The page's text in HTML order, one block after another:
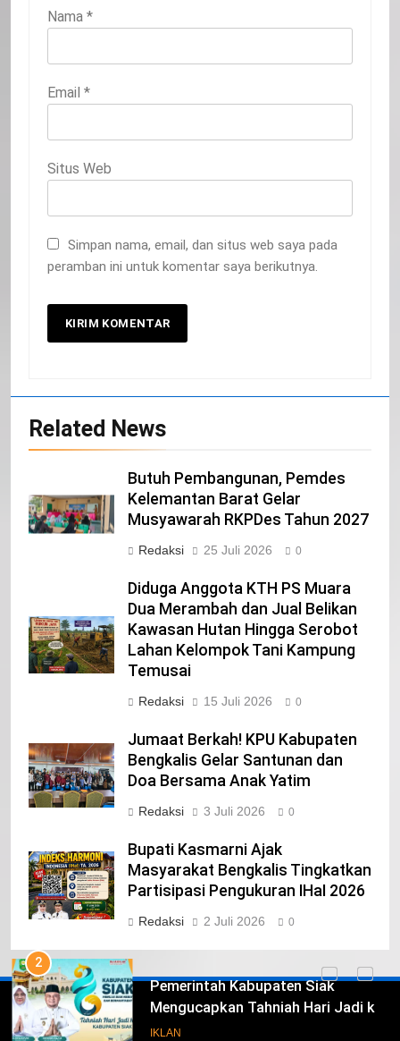
Nama *
Email *
Situs Web
Simpan nama, email, dan situs web saya pada
peramban ini untuk komentar saya berikutnya.
Related News
Butuh Pembangunan, Pemdes
Kelemantan Barat Gelar
Musyawarah RKPDes Tahun 2027
Redaksi 25 Juli 2026 0
Diduga Anggota KTH PS Muara
Dua Merambah dan Jual Belikan
Kawasan Hutan Hingga Serobot
Lahan Kelompok Tani Kampung
Temusai
Redaksi 15 Juli 2026 0
Jumaat Berkah! KPU Kabupaten
Bengkalis Gelar Santunan dan
Doa Bersama Anak Yatim
Redaksi 3 Juli 2026 0
Bupati Kasmarni Ajak
Masyarakat Bengkalis Tingkatkan
Partisipasi Pengukuran IHaI 2026
Redaksi 2 Juli 2026 0
Iklan
IKLAN
Iklan Pemerintah Kabupaten Siak
IKLAN
NORMAN SILITONGA CALEG DPRD
PROVINSI DKI JAKARTA
IKLAN
NURGARAHA HARPAL NOVTEN, SH
CALON ANGGOTA DPRD PROVINSI
Pimpinan Beserta Anggota DPRD
Kabupaten Siak Mengucapkan
IKLAN
2
Pemerintah Kabupaten Siak
Mengucapkan Tahniah Hari Jadi ke-
26 Kabupaten Siak
IKLAN